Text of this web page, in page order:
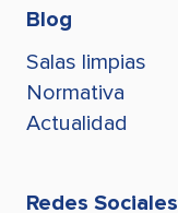
Blog
Salas limpias
Normativa
Actualidad
Redes Sociales